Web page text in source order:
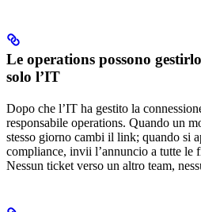
Le operations possono
solo l’IT
Dopo che l’IT ha gestito la
responsabile operations. Quando un
stesso giorno cambi il link; quando si
compliance, invii l’annuncio a tutte le
Nessun ticket verso un altro team,